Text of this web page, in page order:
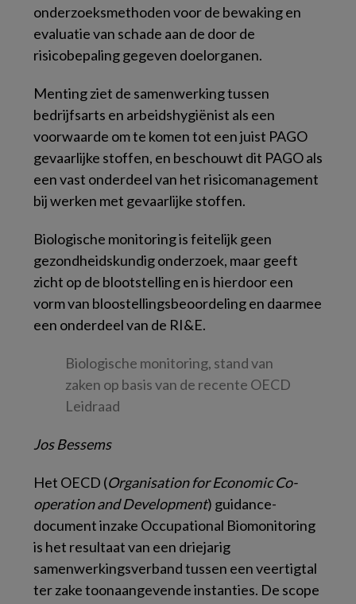
onderzoeksmethoden voor de bewaking en
evaluatie van schade aan de door de
risicobepaling gegeven doelorganen.
Menting ziet de samenwerking tussen
bedrijfsarts en arbeidshygiënist als een
voorwaarde om te komen tot een juist PAGO
gevaarlijke stoffen, en beschouwt dit PAGO als
een vast onderdeel van het risicomanagement
bij werken met gevaarlijke stoffen.
Biologische monitoring is feitelijk geen
gezondheidskundig onderzoek, maar geeft
zicht op de blootstelling en is hierdoor een
vorm van bloostellingsbeoordeling en daarmee
een onderdeel van de RI&E.
Biologische monitoring, stand van
zaken op basis van de recente OECD
Leidraad
Jos Bessems
Het OECD (Organisation for Economic Co-
operation and Development) guidance-
document inzake Occupational Biomonitoring
is het resultaat van een driejarig
samenwerkingsverband tussen een veertigtal
ter zake toonaangevende instanties. De scope